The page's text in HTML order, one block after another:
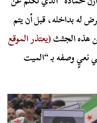
له بداخله، قبل أن يتم
هذه الجثث(يعتذر الموقع
نعيٍ وصفه بـ “الميت